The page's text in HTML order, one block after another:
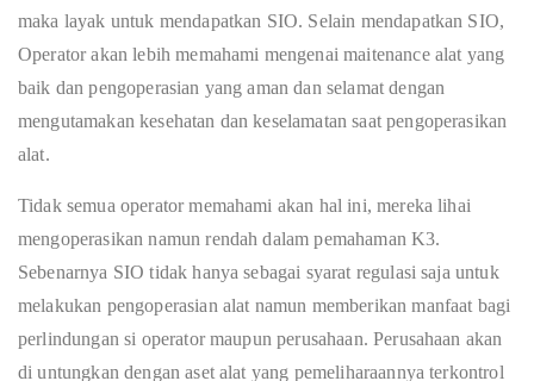
maka layak untuk mendapatkan SIO. Selain mendapatkan SIO,
Operator akan lebih memahami mengenai maitenance alat yang
baik dan pengoperasian yang aman dan selamat dengan
mengutamakan kesehatan dan keselamatan saat pengoperasikan
alat.
Tidak semua operator memahami akan hal ini, mereka lihai
mengoperasikan namun rendah dalam pemahaman K3.
Sebenarnya SIO tidak hanya sebagai syarat regulasi saja untuk
melakukan pengoperasian alat namun memberikan manfaat bagi
perlindungan si operator maupun perusahaan. Perusahaan akan
di untungkan dengan aset alat yang pemeliharaannya terkontrol